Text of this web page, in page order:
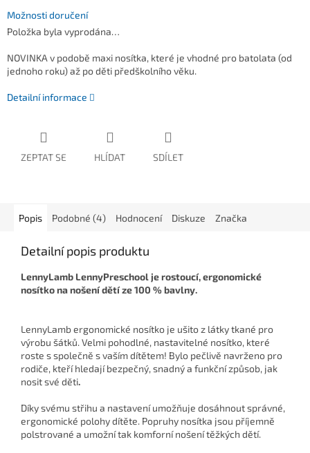
Možnosti doručení
Položka byla vyprodána…
NOVINKA v podobě maxi nosítka, které je vhodné pro batolata (od
jednoho roku) až po děti předškolního věku.
Detailní informace
ZEPTAT SE HLÍDAT SDÍLET
Popis Podobné (4) Hodnocení Diskuze Značka
Detailní popis produktu
LennyLamb LennyPreschool je rostoucí, ergonomické
nosítko na nošení dětí ze100 % bavlny.
LennyLamb ergonomické nosítko je ušito z látky tkané pro
výrobu šátků. Velmi pohodlné, nastavitelné nosítko, které
roste s společně s vaším dítětem! Bylo pečlivě navrženo pro
rodiče, kteří hledají bezpečný, snadný a funkční způsob, jak
nosit své děti.
Díky svému střihu a nastavení umožňuje dosáhnout správné,
ergonomické polohy dítěte. Popruhy nosítka jsou příjemně
polstrované a umožní tak komforní nošení těžkých dětí.